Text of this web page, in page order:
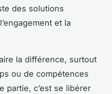
des solutions
et la
la différence, surtout
ou de compétences
partie, c’est se libérer